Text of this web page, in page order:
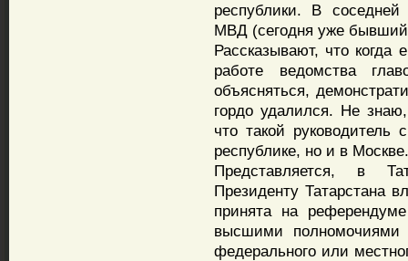
республики. В соседней
МВД (сегодня уже
Рассказывают, что когда
работе ведомства
объясняться,
гордо удалился. Не
что такой руководитель
республике, но и в Москве.
Представляется, в
Президенту Татарстана
принята на
высшими полномочиями
федерального или